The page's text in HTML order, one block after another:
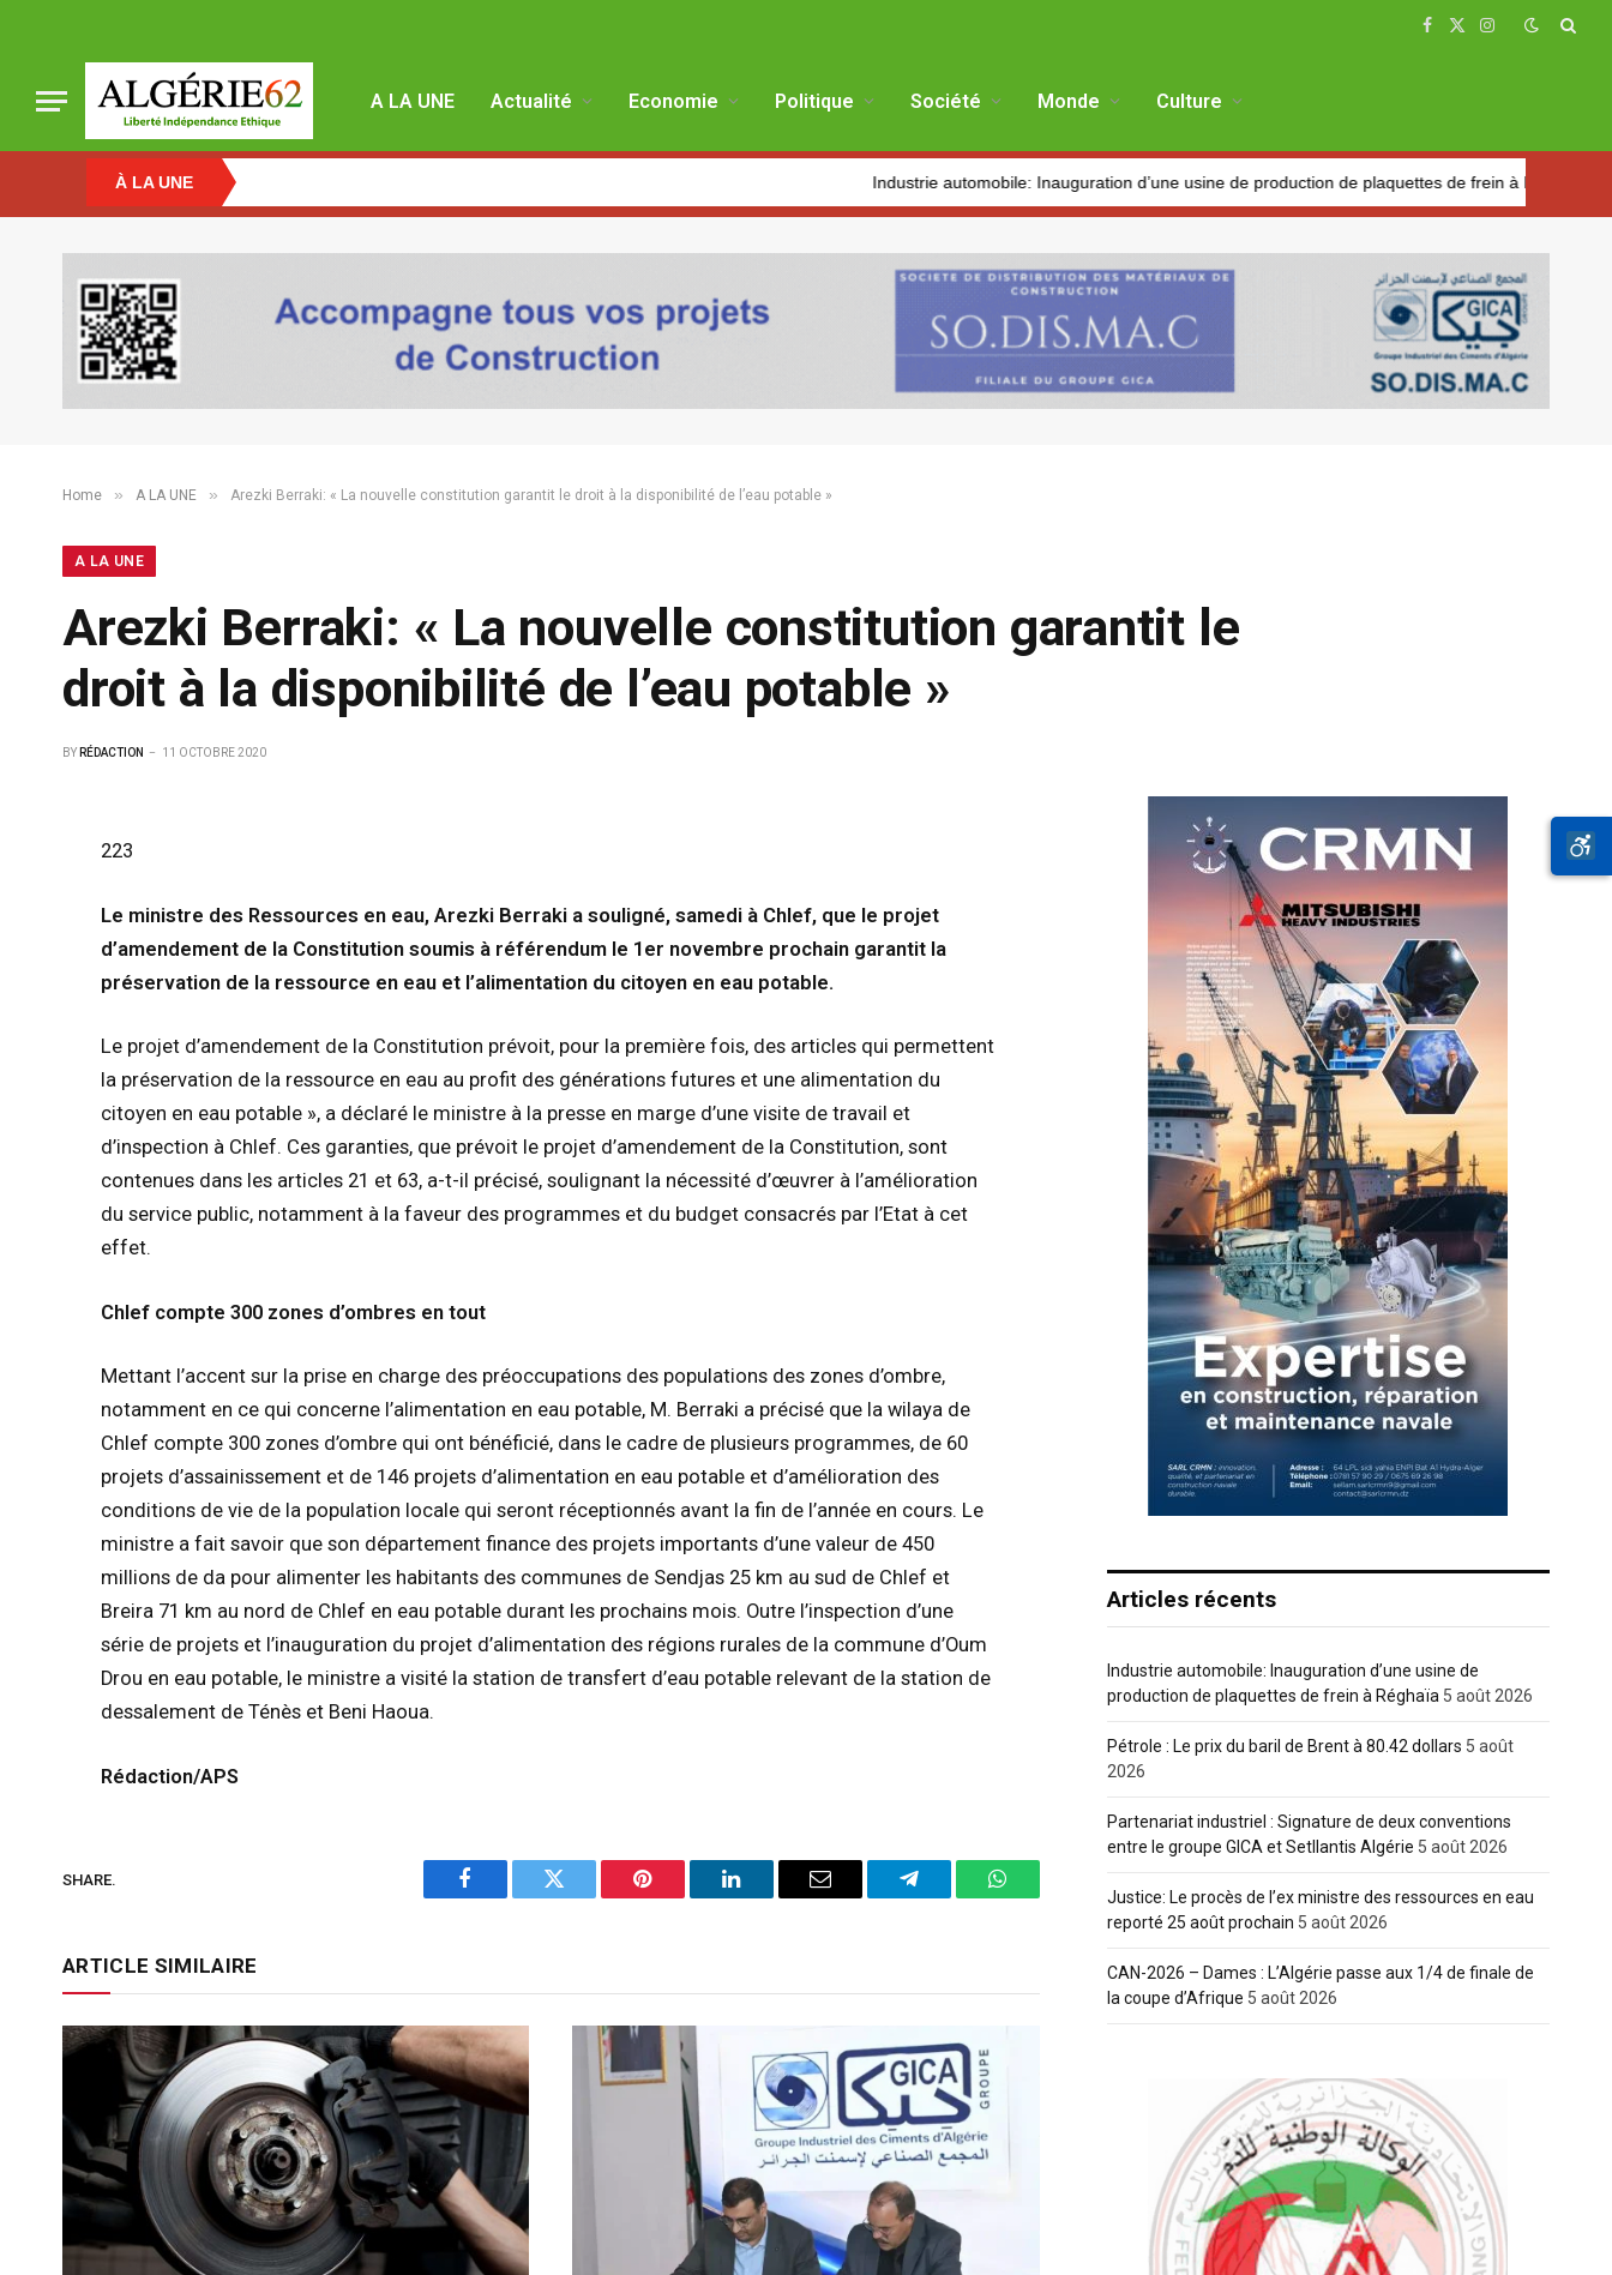
Facebook
X
Instagram
A LA UNE Actualité Economie Politique Société Monde Culture
À LA UNE Industrie automobile: Inauguration d’une usine de production de plaquettes de frein à Réghaïa Pétrole :
Home » A LA UNE » Arezki Berraki: « La nouvelle constitution garantit le droit à la disponibilité de l’eau potable »
A LA UNE
Arezki Berraki: « La nouvelle constitution garantit le
droit à la disponibilité de l’eau potable »
BY RÉDACTION 11 OCTOBRE 2020
223
Le ministre des Ressources en eau, Arezki Berraki a souligné, samedi à Chlef, que le projet
d’amendement de la Constitution soumis à référendum le 1er novembre prochain garantit la
préservation de la ressource en eau et l’alimentation du citoyen en eau potable.
Le projet d’amendement de la Constitution prévoit, pour la première fois, des articles qui permettent
la préservation de la ressource en eau au profit des générations futures et une alimentation du
citoyen en eau potable », a déclaré le ministre à la presse en marge d’une visite de travail et
d’inspection à Chlef. Ces garanties, que prévoit le projet d’amendement de la Constitution, sont
contenues dans les articles 21 et 63, a-t-il précisé, soulignant la nécessité d’œuvrer à l’amélioration
du service public, notamment à la faveur des programmes et du budget consacrés par l’Etat à cet
effet.
Chlef compte 300 zones d’ombres en tout
Mettant l’accent sur la prise en charge des préoccupations des populations des zones d’ombre,
notamment en ce qui concerne l’alimentation en eau potable, M. Berraki a précisé que la wilaya de
Chlef compte 300 zones d’ombre qui ont bénéficié, dans le cadre de plusieurs programmes, de 60
projets d’assainissement et de 146 projets d’alimentation en eau potable et d’amélioration des
conditions de vie de la population locale qui seront réceptionnés avant la fin de l’année en cours. Le
ministre a fait savoir que son département finance des projets importants d’une valeur de 450
millions de da pour alimenter les habitants des communes de Sendjas 25 km au sud de Chlef et
Breira 71 km au nord de Chlef en eau potable durant les prochains mois. Outre l’inspection d’une
série de projets et l’inauguration du projet d’alimentation des régions rurales de la commune d’Oum
Drou en eau potable, le ministre a visité la station de transfert d’eau potable relevant de la station de
dessalement de Ténès et Beni Haoua.
Rédaction/APS
SHARE.
Facebook Twitter Pinterest LinkedIn Email Telegram WhatsApp
ARTICLE SIMILAIRE
Articles récents
Industrie automobile: Inauguration d’une usine de
production de plaquettes de frein à Réghaïa 5 août 2026
Pétrole : Le prix du baril de Brent à 80.42 dollars 5 août
2026
Partenariat industriel : Signature de deux conventions
entre le groupe GICA et Setllantis Algérie 5 août 2026
Justice: Le procès de l’ex ministre des ressources en eau
reporté 25 août prochain 5 août 2026
CAN-2026 – Dames : L’Algérie passe aux 1/4 de finale de
la coupe d’Afrique 5 août 2026